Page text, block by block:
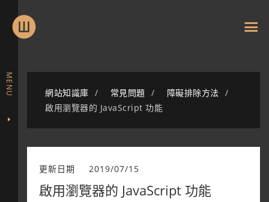
網站知識庫 常見問題
障礙排除方法
啟用瀏覽器的 JavaScript 功能
MENU
更新日期 2019/07/15
啟用瀏覽器的 JavaScript 功能